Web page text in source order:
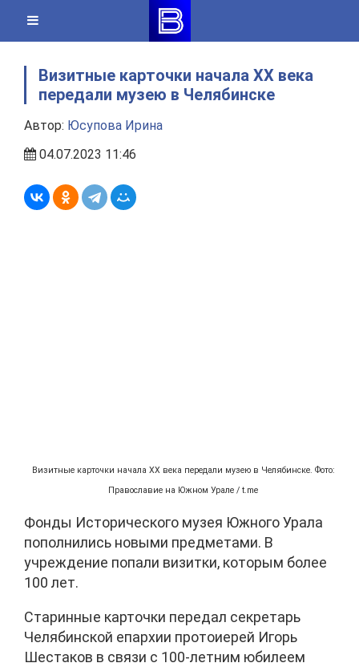
content
Визитные карточки начала XX века
передали музею в Челябинске
Автор: Юсупова Ирина
04.07.2023 11:46
Визитные карточки начала XX века передали музею в Челябинске. Фото:
Православие на Южном Урале / t.me
Фонды Исторического музея Южного Урала
пополнились новыми предметами. В
учреждение попали визитки, которым более
100 лет.
Старинные карточки передал секретарь
Челябинской епархии протоиерей Игорь
Шестаков в связи с 100-летним юбилеем